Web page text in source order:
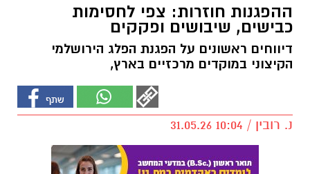
ההפגנות חוזרות: צפי לחסימות
כבישים, שיבושים ופקקים
דיווחים ראשונים על הפגנת הפלג הירושלמי
הקיצוני במוקדים מרכזיים בארץ,
נ. רובין / 10:04 31.05.26